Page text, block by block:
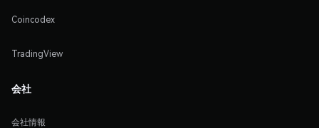
Coincodex
TradingView
会社
会社情報